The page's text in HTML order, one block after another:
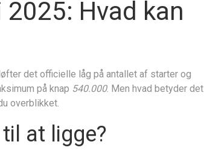
Hvad kan
det officielle låg på antallet af starter og
på knap 540.000. Men hvad betyder det
overblikket.
at ligge?